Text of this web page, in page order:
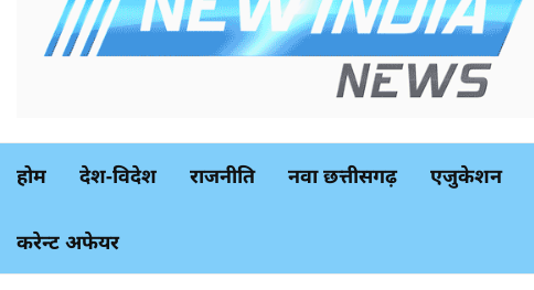
होम देश-विदेश राजनीति नवा छत्तीसगढ़ एजुकेशन
करेन्ट अफेयर